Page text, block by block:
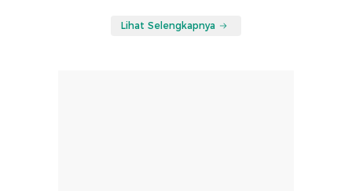
Lihat Selengkapnya